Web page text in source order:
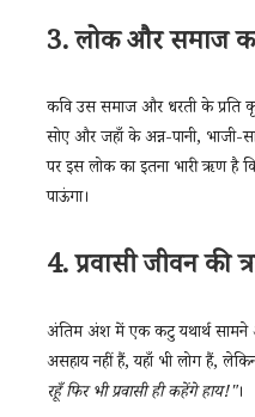
3. लोक और समाज
कवि उस समाज और धरती के प्रति
सोए और जहाँ के अन्न-पानी,
पर इस लोक का इतना भारी ऋण है
पाऊंगा।
4. प्रवासी जीवन की
अंतिम अंश में एक कटु यथार्थ
असहाय नहीं हैं, यहाँ भी लोग हैं,
रहूँ फिर भी प्रवासी ही कहेंगे हाय!"।